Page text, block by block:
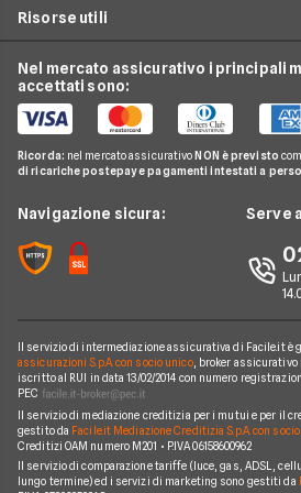
Luce e Gas
Conti e Carte
Telefonia Mobile
Pay TV
Noleggio lungo Termine
Chi Siamo
Contatti
Assicurazione smarrimento bagaglio
Assicurazione viaggio annuale
Assicurazione viaggio studio
Ottenere il rimborso per un volo cancellato
Traveleasy
Columbus
Coverwise
Europ Assistance
Tutte le compagnie e gli intermediari
Assicurazione viaggio Canada
Assicurazione viaggio Cuba
Assicurazione viaggio Brasile
Assicurazione viaggio Argentina
Assicurazione viaggio Thailandia
Assicurazione viaggio Indonesia
Assicurazione viaggio India
Assicurazione viaggio Filippine
Risorse utili
Guide
News
Domande Frequenti
Glossario
Nel mercato assicurativo i principali
accettati sono:
Ricorda: nel mercato assicurativo NON è previsto
di ricariche postepay e pagamenti intestati a
Navigazione sicura: Serve
Il servizio di intermediazione assicurativa di Facile.it è
assicurazioni S.p.A. con socio unico, broker assicurativo
iscritto al RUI in data 13/02/2014 con numero registrazione
PEC
Il servizio di mediazione creditizia per i mutui e per il
gestito da Facile.it Mediazione Creditizia S.p.A. con
Creditizi OAM numero M201 • P.IVA 06158600962
Il servizio di comparazione tariffe (luce, gas, ADSL,
lungo termine) ed i servizi di marketing sono gestiti da